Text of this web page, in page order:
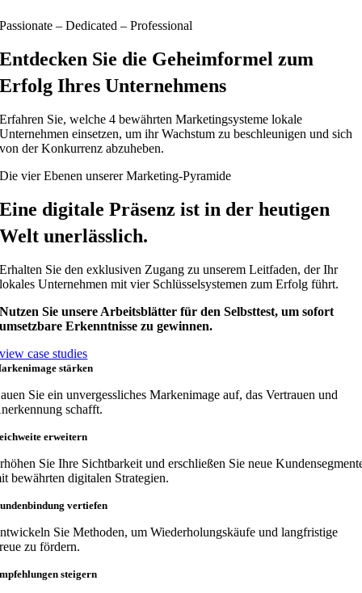
Passionate – Dedicated – Professional
Entdecken Sie die Geheimformel zum
Erfolg Ihres Unternehmens
Erfahren Sie, welche 4 bewährten Marketingsysteme lokale
Unternehmen einsetzen, um ihr Wachstum zu beschleunigen und sich
von der Konkurrenz abzuheben.
Die vier Ebenen unserer Marketing-Pyramide
Eine digitale Präsenz ist in der heutigen
Welt unerlässlich.
Erhalten Sie den exklusiven Zugang zu unserem Leitfaden, der Ihr
lokales Unternehmen mit vier Schlüsselsystemen zum Erfolg führt.
Nutzen Sie unsere Arbeitsblätter für den Selbsttest, um sofort
umsetzbare Erkenntnisse zu gewinnen.
view case studies
stärken
Sie ein unvergessliches Markenimage auf, das Vertrauen und
schafft.
erweitern
Sie Ihre Sichtbarkeit und erschließen Sie neue
bewährten digitalen Strategien.
vertiefen
Sie Methoden, um Wiederholungskäufe und langfristige
zu fördern.
steigern